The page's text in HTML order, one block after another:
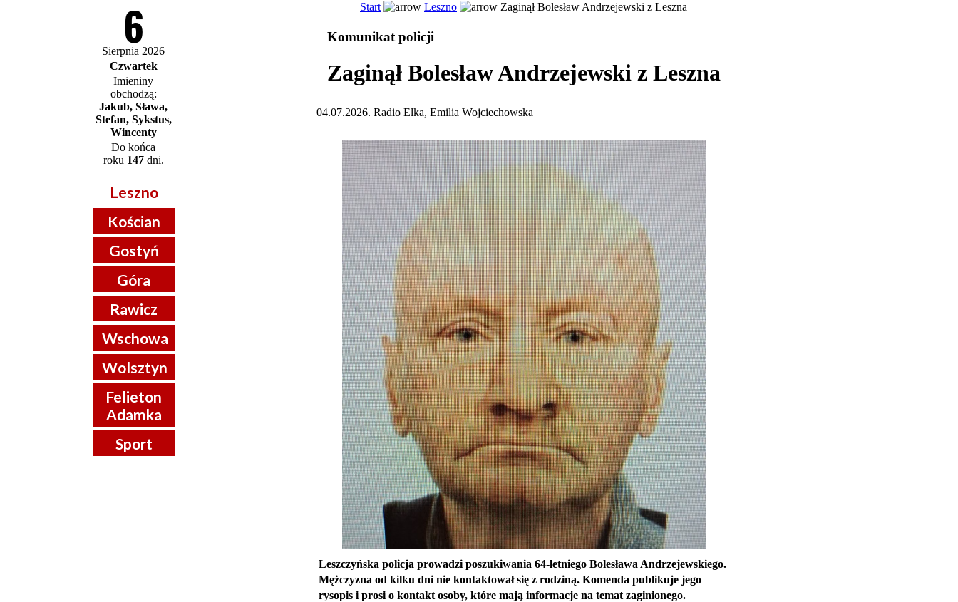
6
Sierpnia 2026
Czwartek
Imieniny
obchodzą:
Jakub, Sława,
Stefan, Sykstus,
Wincenty
Do końca
roku 147dni.
Leszno
Kościan
Gostyń
Góra
Rawicz
Wschowa
Wolsztyn
Felieton
Adamka
Sport
Start Leszno Zaginął Bolesław Andrzejewski z Leszna
Komunikat policji
Zaginął Bolesław Andrzejewski z Leszna
04.07.2026. Radio Elka, Emilia Wojciechowska
Leszczyńska policja prowadzi poszukiwania 64-letniego Bolesława Andrzejewskiego.
Mężczyzna od kilku dni nie kontaktował się z rodziną. Komenda publikuje jego
rysopis i prosi o kontakt osoby, które mają informacje na temat zaginionego.